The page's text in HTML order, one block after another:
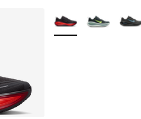
Plus de couleurs